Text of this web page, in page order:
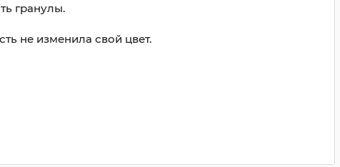
гранулы.
не изменила свой цвет.